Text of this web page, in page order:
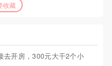
收藏
去开房，300元大干2个小